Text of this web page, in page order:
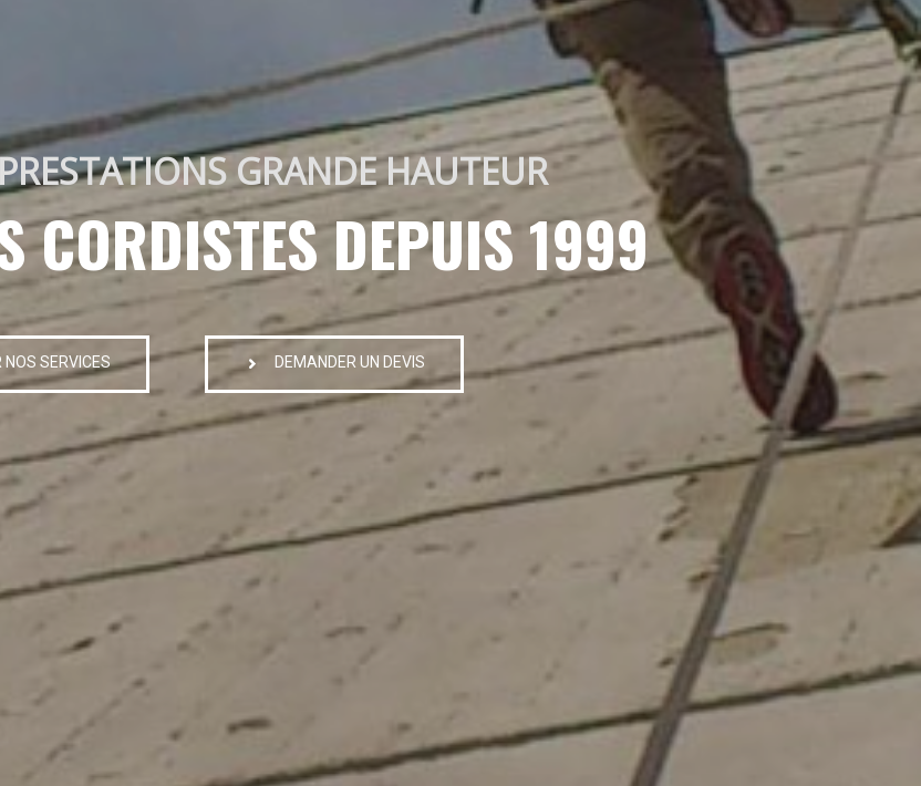
GRANDE HAUTEUR
CORDISTES DEPUIS 1999
NOS SERVICES DEMANDER UN DEVIS